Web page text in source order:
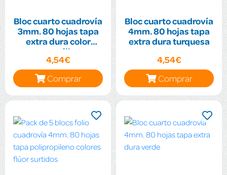
Bloc cuarto cuadrovía
3mm. 80 hojas tapa
extra dura color
amarillo
4,54€
Comprar
Bloc cuarto cuadrovía
4mm. 80 hojas tapa
extra dura turquesa
4,54€
Comprar